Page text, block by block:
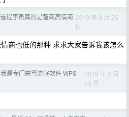
程序员真的是智商高情商 2019 年 3 月 25
日
商也低的那种 求求大家告诉我该怎么
我是专门来骂流氓软件 WPS
2019 年 2 月
23 日